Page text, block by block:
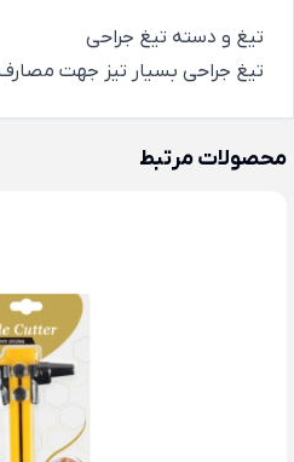
تیغ و دسته تیغ جراحی
تیغ جراحی بسیار تیز جهت
محصولات مرتبط